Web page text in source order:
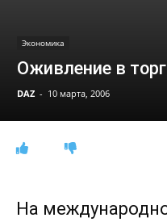
Экономика
Оживление в
DAZ - 10 марта, 2006
На